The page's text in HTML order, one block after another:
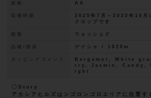
規格 AA
収穫時期
2025年7月～2025年10月
クロップです
精製 ウォッシュド
品種/標高 ゲイシャ / 1820m
カッピングコメント
Bergamot, White
rry, Jasmin, Candy,
ight
〇Story
アカシアヒルズはンゴロンゴロエリアに位置す